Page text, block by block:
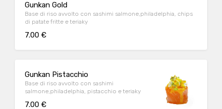
Gunkan Gold
Base di riso avvolto con sashimi salmone,philadelphia, chips
di patate fritte e teriaky
7.00 €
Gunkan Pistacchio
Base di riso avvolto con sashimi
salmone,philadelphia, pistacchio e teriaky
7.00 €